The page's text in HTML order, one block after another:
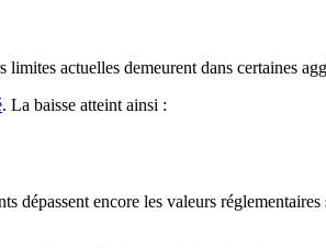
limites actuelles demeurent dans certaines
. La baisse atteint ainsi :
dépassent encore les valeurs réglementaires